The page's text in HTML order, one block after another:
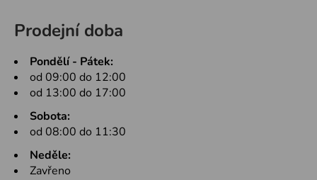
Prodejní doba
Pondělí - Pátek:
od 09:00 do 12:00
od 13:00 do 17:00
Sobota:
od 08:00 do 11:30
Neděle:
Zavřeno